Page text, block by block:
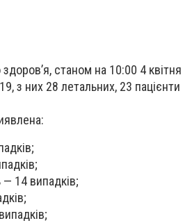
станом на 10:00 4
з них 28 летальних, 23
14 випадків;